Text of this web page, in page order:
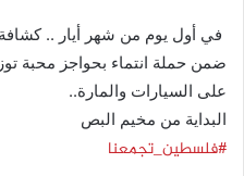
في أول يوم من شهر أيار .. كشافة
ضمن حملة انتماء بحواجز محبة
على السيارات والمارة..
البداية من مخيم البص
#فلسطين_تجمعنا